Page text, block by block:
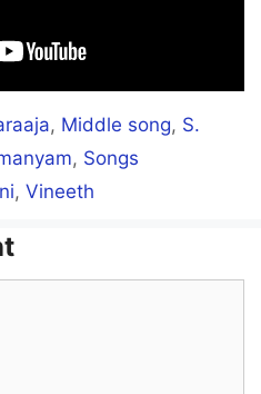
mattum
, Middle song, S.
, Songs
,Vineeth